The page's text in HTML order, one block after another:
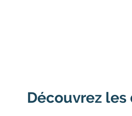
Découvrez